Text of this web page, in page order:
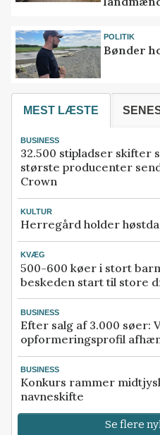
POLITIK
Bønder
MEST LÆSTE
BUSINESS
32.500 stipladser skifter
største producenter
Crown
KULTUR
Herregård holder
KVÆG
500-600 køer i stort
beskeden start til store
BUSINESS
Efter salg af 3.000 søer:
opformeringsprofil
BUSINESS
Konkurs rammer
navneskifte
Se flere